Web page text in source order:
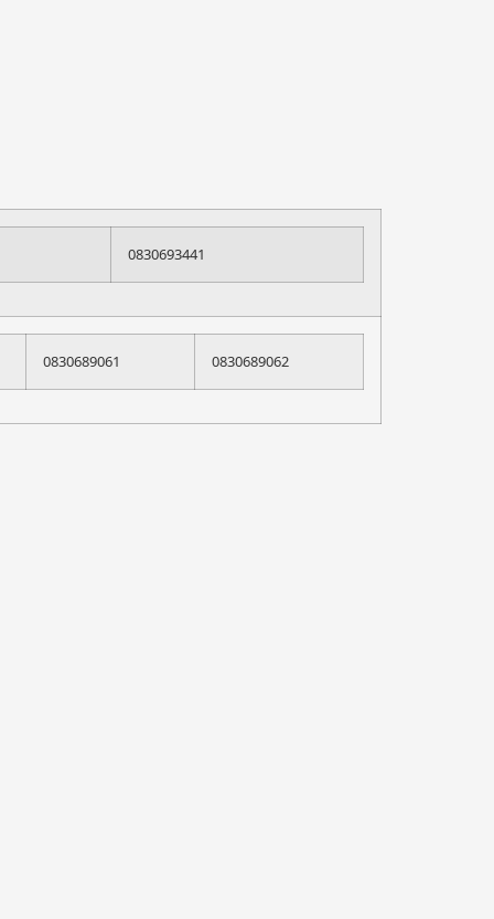
0830693441
0830689061 0830689062